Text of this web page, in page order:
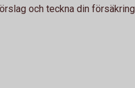
och teckna din försäkring